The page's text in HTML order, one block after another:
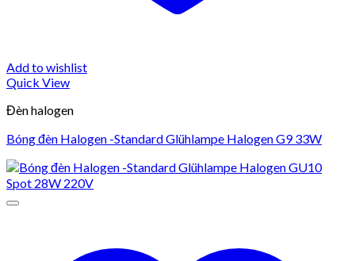
Add to wishlist
Quick View
Đèn halogen
Bóng đèn Halogen -Standard Glühlampe Halogen G9 33W